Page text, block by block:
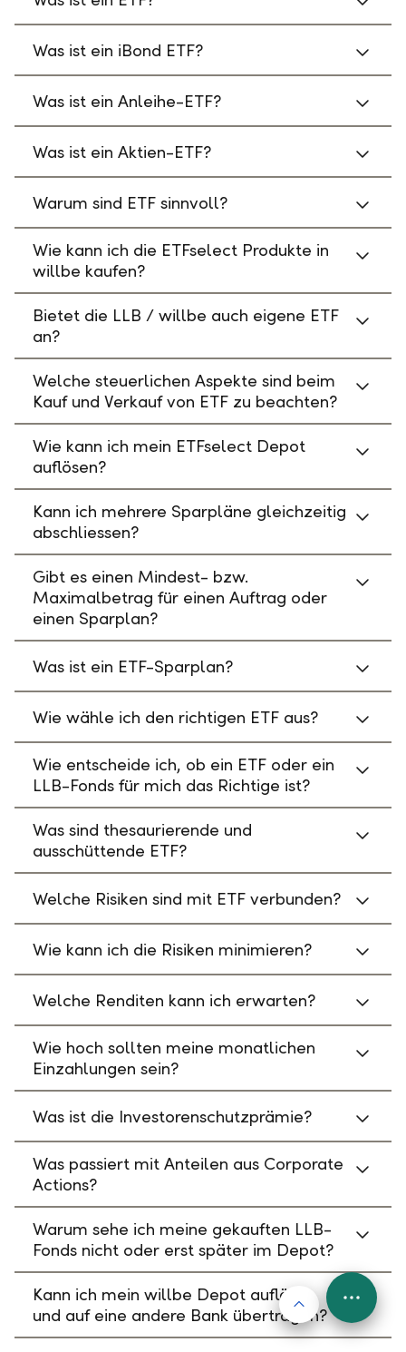
Was ist ein iBond ETF?
Was ist ein Anleihe-ETF?
Was ist ein Aktien-ETF?
Warum sind ETF sinnvoll?
Wie kann ich die ETFselect Produkte in
willbe kaufen?
Bietet die LLB / willbe auch eigene ETF
an?
Welche steuerlichen Aspekte sind beim
Kauf und Verkauf von ETF zu beachten?
Wie kann ich mein ETFselect Depot
auflösen?
Kann ich mehrere Sparpläne gleichzeitig
abschliessen?
Gibt es einen Mindest- bzw.
Maximalbetrag für einen Auftrag oder
einen Sparplan?
Was ist ein ETF-Sparplan?
Wie wähle ich den richtigen ETF aus?
Wie entscheide ich, ob ein ETF oder ein
LLB-Fonds für mich das Richtige ist?
Was sind thesaurierende und
ausschüttende ETF?
Welche Risiken sind mit ETF verbunden?
Wie kann ich die Risiken minimieren?
Welche Renditen kann ich erwarten?
Wie hoch sollten meine monatlichen
Einzahlungen sein?
Was ist die Investorenschutzprämie?
Was passiert mit Anteilen aus Corporate
Actions?
Warum sehe ich meine gekauften LLB-
Fonds nicht oder erst später im Depot?
Kann ich mein willbe Depot auflösen
und auf eine andere Bank übertragen?
Nach oben
FAB
Menu